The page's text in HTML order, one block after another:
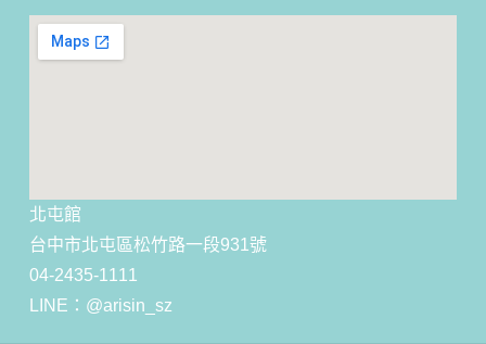
北屯館
台中市北屯區松竹路一段931號
04-2435-1111
LINE： @arisin_sz